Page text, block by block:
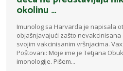
okolinu …
Imunolog sa Harvarda je napisala
objašnjavajući zašto
svojim vakcinisanim vršnjacima.
Poštovani: Moje ime je Tetjana
imonologije. Pišem...